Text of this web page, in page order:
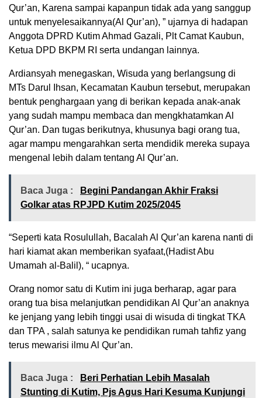
Qur’an, Karena sampai kapanpun tidak ada yang sanggup
untuk menyelesaikannya(Al Qur’an), ” ujarnya di hadapan
Anggota DPRD Kutim Ahmad Gazali, Plt Camat Kaubun,
Ketua DPD BKPM RI serta undangan lainnya.
Ardiansyah menegaskan, Wisuda yang berlangsung di
MTs Darul Ihsan, Kecamatan Kaubun tersebut, merupakan
bentuk penghargaan yang di berikan kepada anak-anak
yang sudah mampu membaca dan mengkhatamkan Al
Qur’an. Dan tugas berikutnya, khusunya bagi orang tua,
agar mampu mengarahkan serta mendidik mereka supaya
mengenal lebih dalam tentang Al Qur’an.
Baca Juga :
Begini Pandangan Akhir Fraksi
Golkar atas RPJPD Kutim 2025/2045
“Seperti kata Rosulullah, Bacalah Al Qur’an karena nanti di
hari kiamat akan memberikan syafaat,(Hadist Abu
Umamah al-Balil), “ ucapnya.
Orang nomor satu di Kutim ini juga berharap, agar para
orang tua bisa melanjutkan pendidikan Al Qur’an anaknya
ke jenjang yang lebih tinggi usai di wisuda di tingkat TKA
dan TPA , salah satunya ke pendidikan rumah tahfiz yang
terus mewarisi ilmu Al Qur’an.
Baca Juga :
Beri Perhatian Lebih Masalah
Stunting di Kutim, Pjs Agus Hari Kesuma Kunjungi